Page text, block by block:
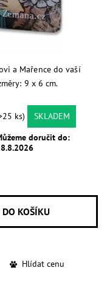
a Mařence do vaší
9 x 6 cm.
ks)
SKLADEM
doručit do:
Hlídat cenu